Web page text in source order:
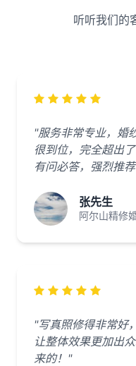
听听我们的
"服务非常专业，婚
很到位，完全超出
有问必答，强烈推
张先生
阿尔山精修
"写真照修得非常好
让整体效果更加出
来的！"